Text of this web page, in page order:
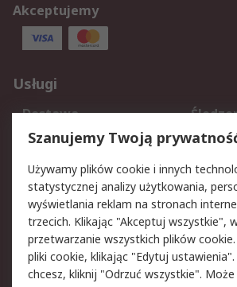
Akceptujemy
Usługi
Dostawa
Reklamacje i zwroty
Aspekty prawne
Bezpieczeństwo e-
maila
plików
Polityka prywatności
Szanujemy Twoją
Używamy plików cookie i innych
statystycznej analizy użytkowania,
wyświetlania reklam na stronach
trzecich. Klikając "Akceptuj wszystkie",
przetwarzanie wszystkich plików
pliki cookie, klikając "Edytuj ustawienia".
chcesz, kliknij "Odrzuć wszystkie".